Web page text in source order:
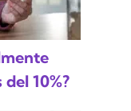
10%?